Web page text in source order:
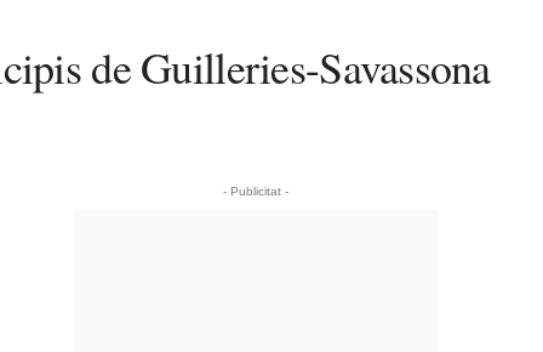
de Guilleries-Savassona
- Publicitat -